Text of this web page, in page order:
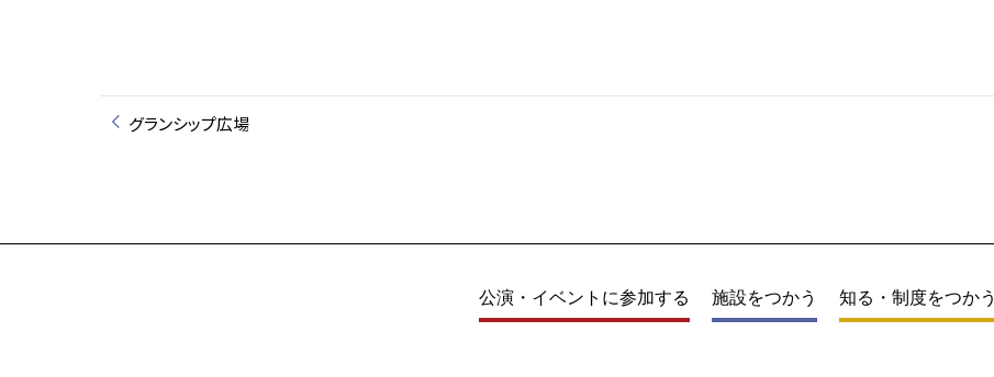
グランシップ広場
公演・イベントに参加する 施設をつかう 知る・制度をつかう